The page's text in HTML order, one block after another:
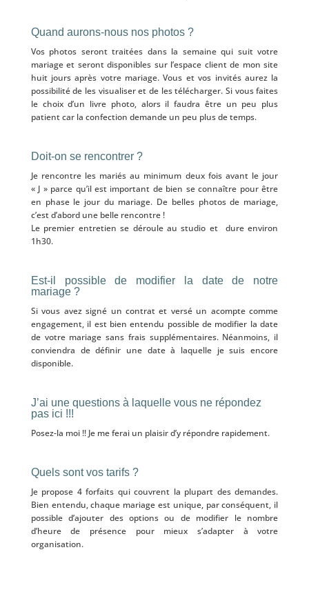
Quand aurons-nous nos photos ?
Vos photos seront traitées dans la semaine qui suit votre
mariage et seront disponibles sur l’espace client de mon site
huit jours après votre mariage. Vous et vos invités aurez la
possibilité de les visualiser et de les télécharger. Si vous faites
le choix d’un livre photo, alors il faudra être un peu plus
patient car la confection demande un peu plus de temps.
Doit-on se rencontrer ?
Je rencontre les mariés au minimum deux fois avant le jour
« J » parce qu’il est important de bien se connaître pour être
en phase le jour du mariage. De belles photos de mariage,
c’est d’abord une belle rencontre !
Le premier entretien se déroule au studio et dure environ
1h30.
Est-il possible de modifier la date de notre
mariage ?
Si vous avez signé un contrat et versé un acompte comme
engagement, il est bien entendu possible de modifier la date
de votre mariage sans frais supplémentaires. Néanmoins, il
conviendra de définir une date à laquelle je suis encore
disponible.
J’ai une questions à laquelle vous ne répondez
pas ici !!!
Posez-la moi !! Je me ferai un plaisir d’y répondre rapidement.
Quels sont vos tarifs ?
Je propose 4 forfaits qui couvrent la plupart des demandes.
Bien entendu, chaque mariage est unique, par conséquent, il
possible d’ajouter des options ou de modifier le nombre
d’heure de présence pour mieux s’adapter à votre
organisation.